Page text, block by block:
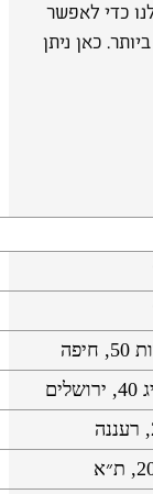
כדי לאפשר
כאן ניתן